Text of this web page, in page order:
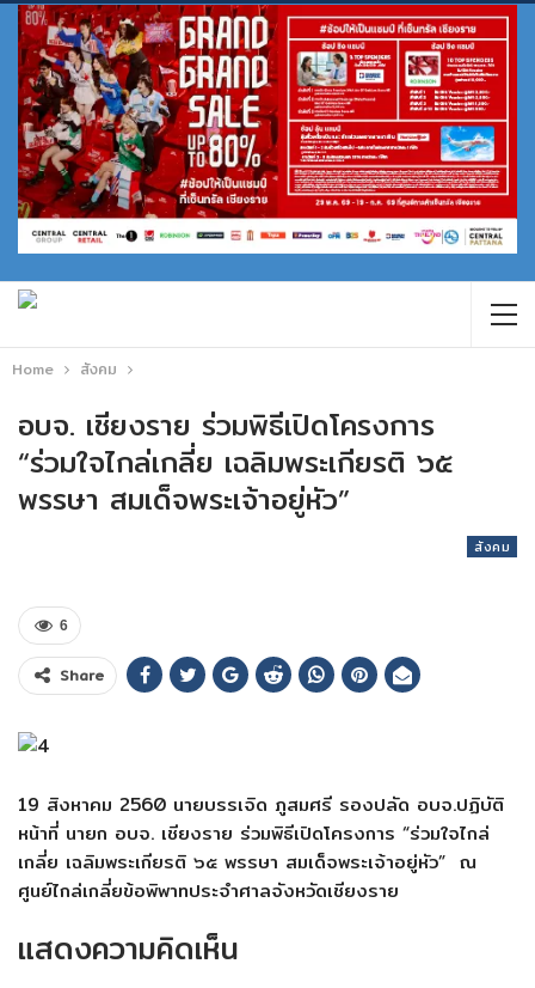
Home สังคม
อบจ. เชียงราย ร่วมพิธีเปิดโครงการ
“ร่วมใจไกล่เกลี่ย เฉลิมพระเกียรติ ๖๕
พรรษา สมเด็จพระเจ้าอยู่หัว”
สังคม
6
Share
19 สิงหาคม 2560 นายบรรเจิด ภูสมศรี รองปลัด อบจ.ปฏิบัติ
หน้าที่ นายก อบจ. เชียงราย ร่วมพิธีเปิดโครงการ “ร่วมใจไกล่
เกลี่ย เฉลิมพระเกียรติ ๖๕ พรรษา สมเด็จพระเจ้าอยู่หัว” ณ
ศูนย์ไกล่เกลี่ยข้อพิพาทประจำศาลจังหวัดเชียงราย
แสดงความคิดเห็น